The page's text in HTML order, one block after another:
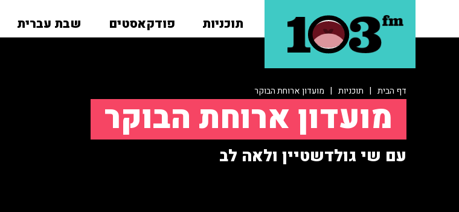
תוכניות פודקאסטים שבת עברית
דף הבית | תוכניות | מועדון ארוחת הבוקר
מועדון ארוחת הבוקר
עם שי גולדשטיין ולאה לב